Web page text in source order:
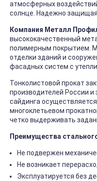
атмосферных
солнце. Надежно
Компания Металл
высококачественный
полимерным покрытием.
отделки зданий и
фасадных систем с
Тонколистовой прокат
производителей России
сайдинга
многоклетьевом
четко выдерживать
Преимущества
Не подвержен
Не возникает
Эксплуатируется без